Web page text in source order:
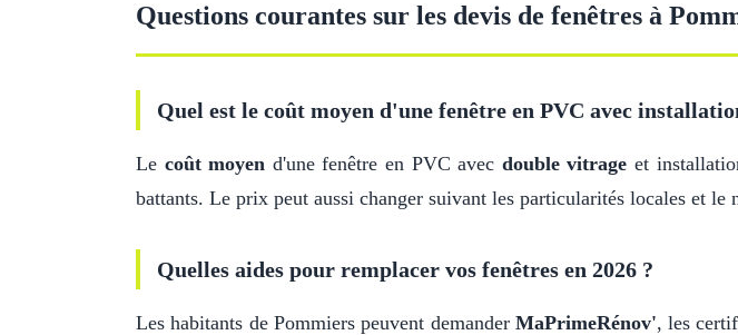
Questions courantes sur les devis de fenêtres à
Quel est le coût moyen d'une fenêtre en PVC avec
Le coût moyen d'une fenêtre en PVC avec double vitrage et
battants. Le prix peut aussi changer suivant les particularités locales et
Quelles aides pour remplacer vos fenêtres en 2026 ?
Les habitants de Pommiers peuvent demander MaPrimeRénov', les